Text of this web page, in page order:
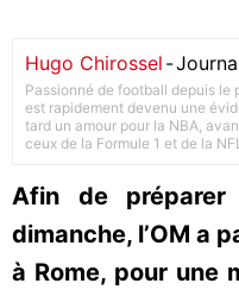
Hugo Chirossel -
Passionné de football depuis
est rapidement devenu une
tard un amour pour la NBA,
ceux de la Formule 1 et de la
Afin de
dimanche, l’OM a
à Rome, pour une